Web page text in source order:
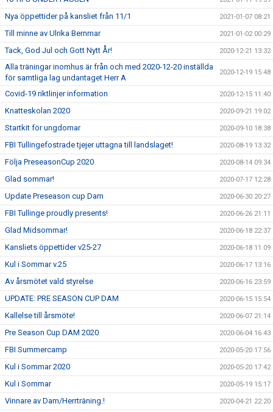
Nya öppettider på kansliet från 11/1 2021-01-07 08:21
Till minne av Ulrika Bernmar 2021-01-02 00:29
Tack, God Jul och Gott Nytt År! 2020-12-21 13:32
Alla träningar inomhus är från och med 2020-12-20 inställda
för samtliga lag undantaget Herr A
2020-12-19 15:48
Covid-19 riktlinjer information 2020-12-15 11:40
Knatteskolan 2020 2020-09-21 19:02
Startkit för ungdomar 2020-09-10 18:38
FBI Tullingefostrade tjejer uttagna till landslaget! 2020-08-19 13:32
Följa PreseasonCup 2020 2020-08-14 09:34
Glad sommar! 2020-07-17 12:28
Update Preseason cup Dam 2020-06-30 20:27
FBI Tullinge proudly presents! 2020-06-26 21:11
Glad Midsommar! 2020-06-18 22:37
Kansliets öppettider v25-27 2020-06-18 11:09
Kul i Sommar v.25 2020-06-17 13:16
Av årsmötet vald styrelse 2020-06-16 23:59
UPDATE: PRE SEASON CUP DAM 2020-06-15 15:54
Kallelse till årsmöte! 2020-06-07 21:14
Pre Season Cup DAM 2020 2020-06-04 16:43
FBI Summercamp 2020-05-20 17:56
Kul i Sommar 2020 2020-05-20 17:42
Kul i Sommar 2020-05-19 15:17
Vinnare av Dam/Herrträning.! 2020-04-21 22:20